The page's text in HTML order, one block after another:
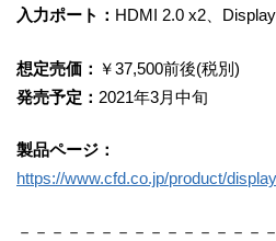
入力ポート： HDMI 2.0 x2、
想定売価： ￥37,500前後(税別)
発売予定： 2021年3月中旬
製品ページ：
https://www.cfd.co.jp/product/
－－－－－－－－－－－－－－－